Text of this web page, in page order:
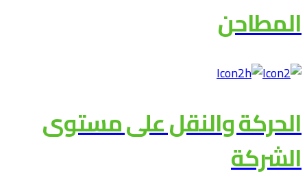
المطاحن
الحركة والنقل على مستوى
الشركة